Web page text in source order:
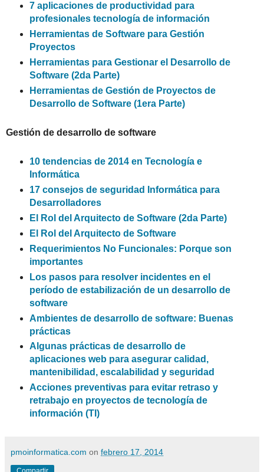
7 aplicaciones de productividad para
profesionales tecnología de información
Herramientas de Software para Gestión
Proyectos
Herramientas para Gestionar el Desarrollo de
Software (2da Parte)
Herramientas de Gestión de Proyectos de
Desarrollo de Software (1era Parte)
Gestión de desarrollo de software
10 tendencias de 2014 en Tecnología e
Informática
17 consejos de seguridad Informática para
Desarrolladores
El Rol del Arquitecto de Software (2da Parte)
El Rol del Arquitecto de Software
Requerimientos No Funcionales: Porque son
importantes
Los pasos para resolver incidentes en el
período de estabilización de un desarrollo de
software
Ambientes de desarrollo de software: Buenas
prácticas
Algunas prácticas de desarrollo de
aplicaciones web para asegurar calidad,
mantenibilidad, escalabilidad y seguridad
Acciones preventivas para evitar retraso y
retrabajo en proyectos de tecnología de
información (TI)
pmoinformatica.com on febrero 17, 2014